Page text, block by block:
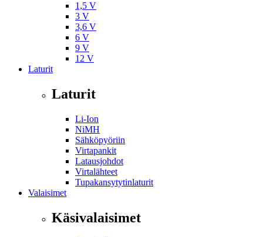
1,5 V
3 V
3,6 V
6 V
9 V
12 V
Laturit
Laturit
Li-Ion
NiMH
Sähköpyöriin
Virtapankit
Latausjohdot
Virtalähteet
Tupakansytytinlaturit
Valaisimet
Käsivalaisimet